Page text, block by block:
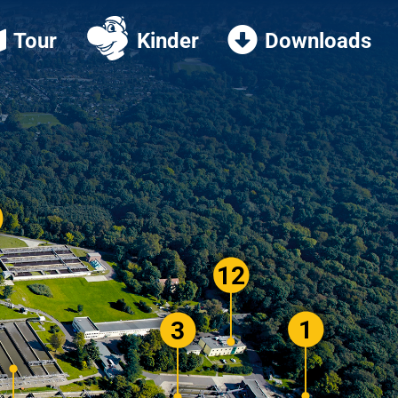
Tour Kinder Downloads
1
3
12